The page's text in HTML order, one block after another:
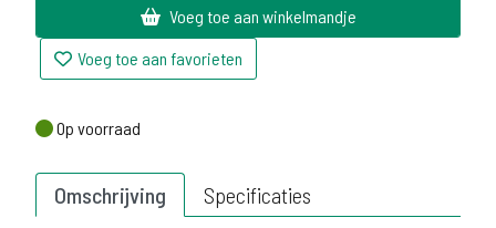
Voeg toe aan winkelmandje
Voeg toe aan favorieten
Op voorraad
Op voorraad
Omschrijving Specificaties